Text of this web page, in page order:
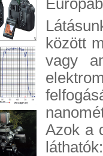
között
vagy
Azok a